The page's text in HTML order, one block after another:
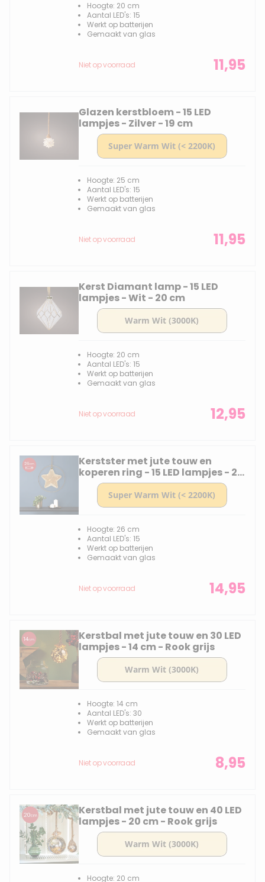
Hoogte: 20 cm
Aantal LED's: 15
Werkt op batterijen
Gemaakt van glas
Niet op voorraad 11,95
Glazen kerstbloem - 15 LED
lampjes - Zilver - 19 cm
Hoogte: 25 cm
Aantal LED's: 15
Werkt op batterijen
Gemaakt van glas
Niet op voorraad 11,95
Kerst Diamant lamp - 15 LED
lampjes - Wit - 20 cm
Hoogte: 20 cm
Aantal LED's: 15
Werkt op batterijen
Gemaakt van glas
Niet op voorraad 12,95
Kerstster met jute touw en
koperen ring - 15 LED lampjes - 26
cm - Amber glas
Hoogte: 26 cm
Aantal LED's: 15
Werkt op batterijen
Gemaakt van glas
Niet op voorraad 14,95
Kerstbal met jute touw en 30 LED
lampjes - 14 cm - Rook grijs
Hoogte: 14 cm
Aantal LED's: 30
Werkt op batterijen
Gemaakt van glas
Niet op voorraad 8,95
Kerstbal met jute touw en 40 LED
lampjes - 20 cm - Rook grijs
Hoogte: 20 cm